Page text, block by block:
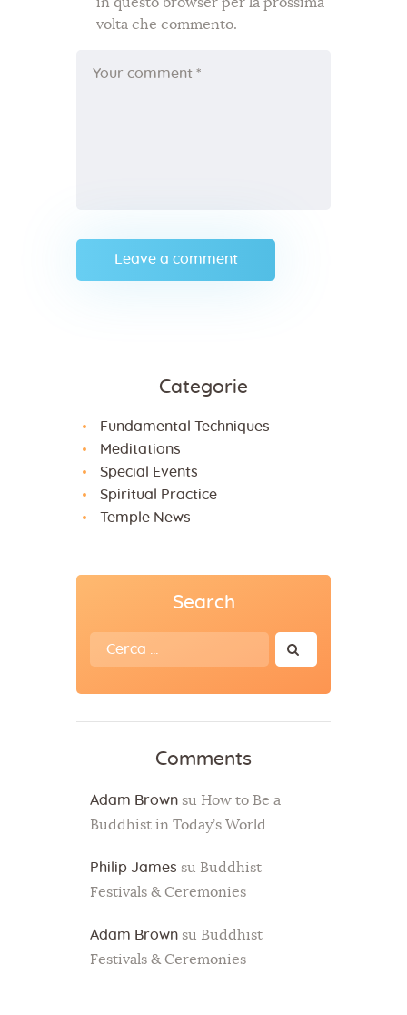
volta che commento.
a
v
e
Categorie
Fundamental Techniques
Meditations
Special Events
Spiritual Practice
Temple News
Search
Ricerca
per:
Comments
Adam Brown su How to Be a
Buddhist in Today’s World
Philip James su Buddhist
Festivals & Ceremonies
Adam Brown su Buddhist
Festivals & Ceremonies